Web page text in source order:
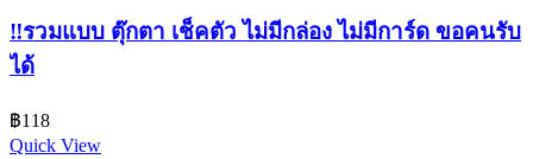
‼️รวมแบบ ตุ๊กตา เช็คตัว ไม่มีกล่อง ไม่มีการ์ด ขอคนรับ
ได้
฿118
Quick View